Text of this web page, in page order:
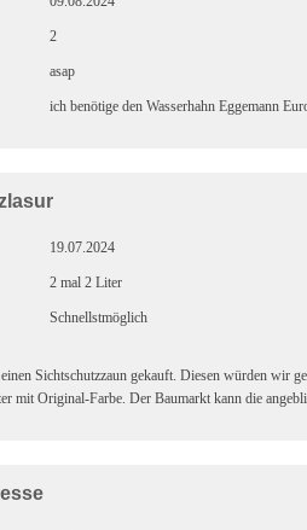
2
asap
ich benötige den Wasserhahn Eggemann
19.07.2024
2 mal 2 Liter
Schnellstmöglich
Sichtschutzzaun gekauft. Diesen würden wir
mit Original-Farbe. Der Baumarkt kann die